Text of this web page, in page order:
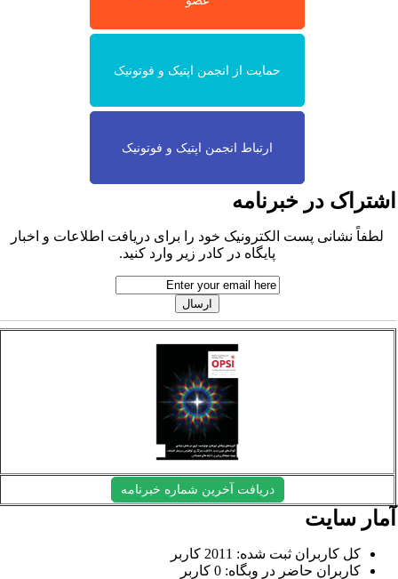
حمایت از انجمن اپتیک و فوتونیک
ارتباط انجمن اپتیک و فوتونیک
در خبرنامه
لطفاً نشانی پست الکترونیک خود را برای دریافت اطلاعات و اخبار
پایگاه در کادر زیر وارد کنید.
دریافت آخرین شماره خبرنامه
سایت
کل کاربران ثبت شده: 2011 کاربر
کاربران حاضر در وبگاه: 0 کاربر